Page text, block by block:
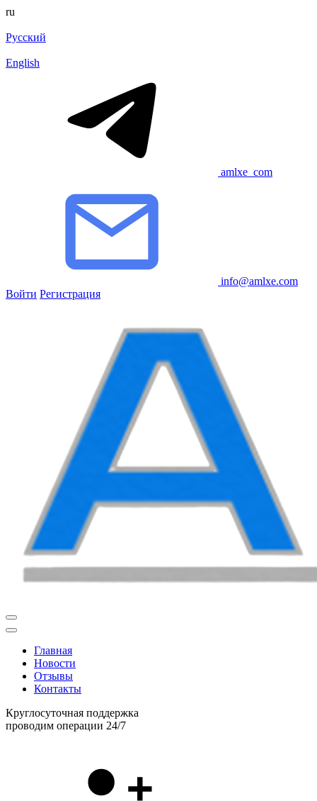
ru
Русский
English
amlxe_com
info@amlxe.com
Войти Регистрация
Главная
Новости
Отзывы
Контакты
Круглосуточная поддержка
проводим операции 24/7